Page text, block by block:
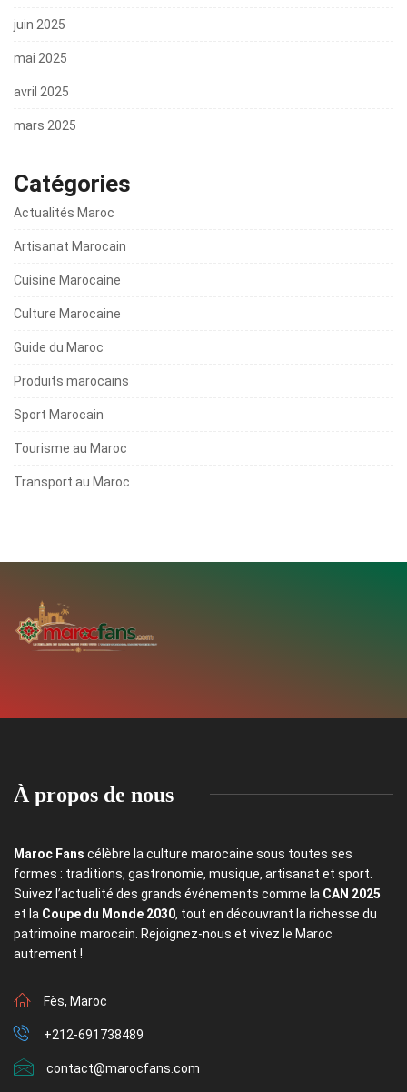
juin 2025
mai 2025
avril 2025
mars 2025
Catégories
Actualités Maroc
Artisanat Marocain
Cuisine Marocaine
Culture Marocaine
Guide du Maroc
Produits marocains
Sport Marocain
Tourisme au Maroc
Transport au Maroc
À propos de nous
Maroc Fans célèbre la culture marocaine sous toutes ses
formes : traditions, gastronomie, musique, artisanat et sport.
Suivez l’actualité des grands événements comme la CAN 2025
et la Coupe du Monde 2030, tout en découvrant la richesse du
patrimoine marocain. Rejoignez-nous et vivez le Maroc
autrement !
Fès, Maroc
+212-691738489
contact@marocfans.com